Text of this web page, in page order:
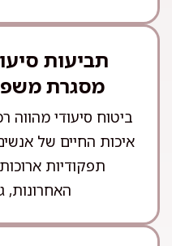
תביעות
מסגרת
ביטוח סיעודי
איכות החיים של
תפקודיות
האחרונות,